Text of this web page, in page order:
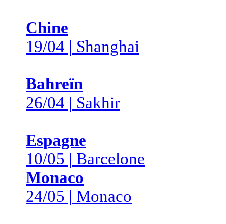
Chine
19/04 | Shanghai
Bahreïn
26/04 | Sakhir
Espagne
10/05 | Barcelone
Monaco
24/05 | Monaco